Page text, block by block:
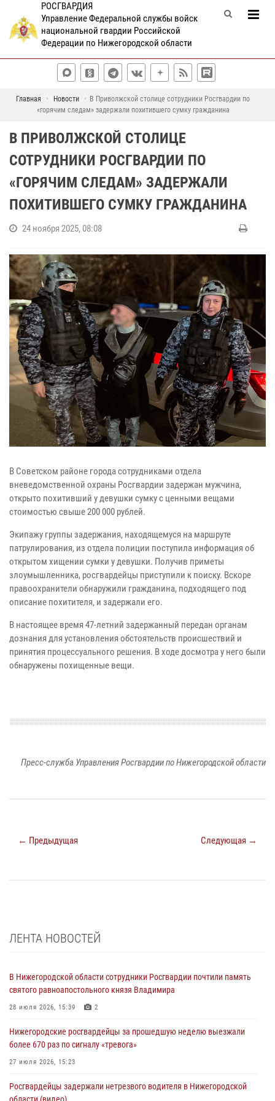
РОСГВАРДИЯ
Управление Федеральной службы войск
национальной гвардии Российской
Федерации по Нижегородской области
Главная Новости
В Приволжской столице сотрудники Росгвардии по
«горячим следам» задержали похитившего сумку гражданина
В ПРИВОЛЖСКОЙ СТОЛИЦЕ
СОТРУДНИКИ РОСГВАРДИИ ПО
«ГОРЯЧИМ СЛЕДАМ» ЗАДЕРЖАЛИ
ПОХИТИВШЕГО СУМКУ ГРАЖДАНИНА
24 ноября 2025, 08:08
В Советском районе города сотрудниками отдела
вневедомственной охраны Росгвардии задержан мужчина,
открыто похитивший у девушки сумку с ценными вещами
стоимостью свыше 200 000 рублей.
Экипажу группы задержания, находящемуся на маршруте
патрулирования, из отдела полиции поступила информация об
открытом хищении сумки у девушки. Получив приметы
злоумышленника, росгвардейцы приступили к поиску. Вскоре
правоохранители обнаружили гражданина, подходящего под
описание похитителя, и задержали его.
В настоящее время 47-летний задержанный передан органам
дознания для установления обстоятельств происшествий и
принятия процессуального решения. В ходе досмотра у него были
обнаружены похищенные вещи.
Пресс-служба Управления Росгвардии по Нижегородской области
← Предыдущая Следующая →
ЛЕНТА НОВОСТЕЙ
В Нижегородской области сотрудники Росгвардии почтили память
святого равноапостольного князя Владимира
28 июля 2026, 15:39 2
Нижегородские росгвардейцы за прошедшую неделю выезжали
более 670 раз по сигналу «тревога»
27 июля 2026, 15:23
Росгвардейцы задержали нетрезвого водителя в Нижегородской